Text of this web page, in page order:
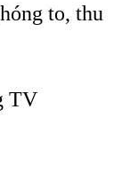
to, thu
ảnh…
dòng TV